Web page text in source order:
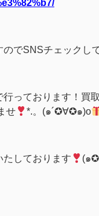
のでSNSチェックし
っております！買
せ
*.。(๑´✪∀✪๑)o
たしております